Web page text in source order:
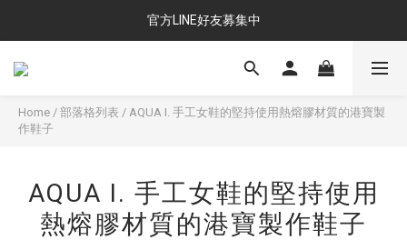
官方LINE好友募集中
Home / 部落格列表 / AQUA I. 手工女鞋的堅持使用熱熔膠材質的港寶製
作鞋子
AQUA I. 手工女鞋的堅持使用
熱熔膠材質的港寶製作鞋子